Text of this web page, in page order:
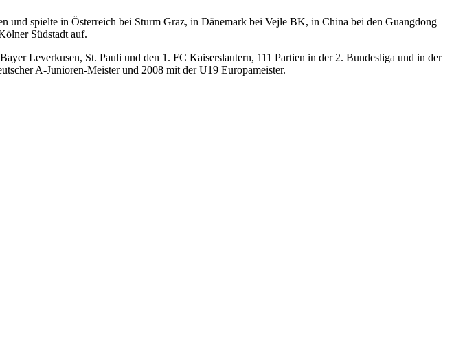
und spielte in Österreich bei Sturm Graz, in Dänemark bei Vejle BK, in China bei den Guangdong
Südstadt auf.
Leverkusen, St. Pauli und den 1. FC Kaiserslautern, 111 Partien in der 2. Bundesliga und in der
A-Junioren-Meister und 2008 mit der U19 Europameister.